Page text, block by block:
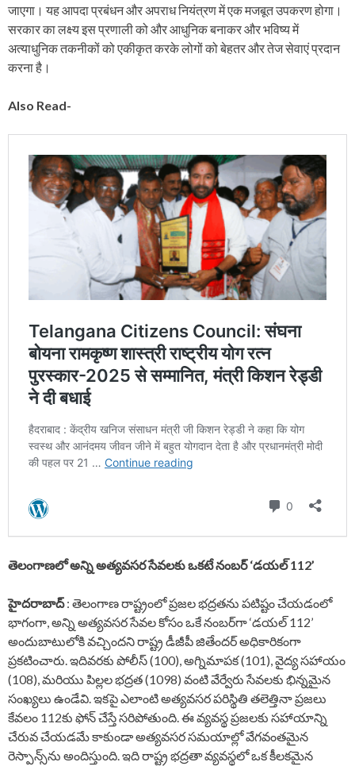
जाएगा। यह आपदा प्रबंधन और अपराध नियंत्रण में एक मजबूत उपकरण होगा।
सरकार का लक्ष्य इस प्रणाली को और आधुनिक बनाकर और भविष्य में
अत्याधुनिक तकनीकों को एकीकृत करके लोगों को बेहतर और तेज सेवाएं प्रदान
करना है।
Also Read-
తెలంగాణలో అన్ని అత్యవసర సేవలకు ఒకటే నంబర్ ‘డయల్ 112’
హైదరాబాద్: తెలంగాణ రాష్ట్రంలో ప్రజల భద్రతను పటిష్టం చేయడంలో
భాగంగా, అన్ని అత్యవసర సేవల కోసం ఒకే నంబర్‌గా ‘డయల్ 112’
అందుబాటులోకి వచ్చిందని రాష్ట్ర డీజీపీ జితేందర్ అధికారికంగా
ప్రకటించారు. ఇదివరకు పోలీస్ (100), అగ్నిమాపక (101), వైద్య సహాయం
(108), మరియు పిల్లల భద్రత (1098) వంటి వేర్వేరు సేవలకు భిన్నమైన
సంఖ్యలు ఉండేవి. ఇకపై ఎలాంటి అత్యవసర పరిస్థితి తలెత్తినా ప్రజలు
కేవలం 112కు ఫోన్ చేస్తే సరిపోతుంది. ఈ వ్యవస్థ ప్రజలకు సహాయాన్ని
చేరువ చేయడమే కాకుండా అత్యవసర సమయాల్లో వేగవంతమైన
రెస్పాన్స్‌ను అందిస్తుంది. ఇది రాష్ట్ర భద్రతా వ్యవస్థలో ఒక కీలకమైన